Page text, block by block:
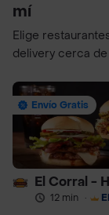
mí
Elige
delivery cerca
Envío Gratis
12 min ·